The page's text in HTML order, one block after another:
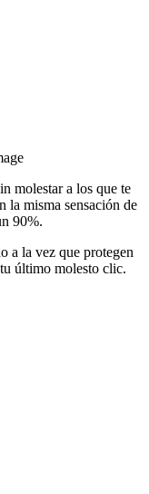
molestar a los que te
la misma sensación de
90%.
a la vez que protegen
último molesto clic.